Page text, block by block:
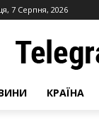
7 Серпня, 2026
КРАЇНА